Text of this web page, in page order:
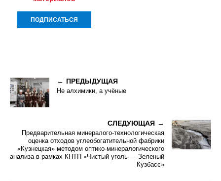
ПРЕДЫДУЩАЯ
Не алхимики, а учёные
СЛЕДУЮЩАЯ
Предварительная минералого-технологическая
оценка отходов углеобогатительной фабрики
«Кузнецкая» методом оптико-минералогического
анализа в рамках КНТП «Чистый уголь — Зеленый
Кузбасс»